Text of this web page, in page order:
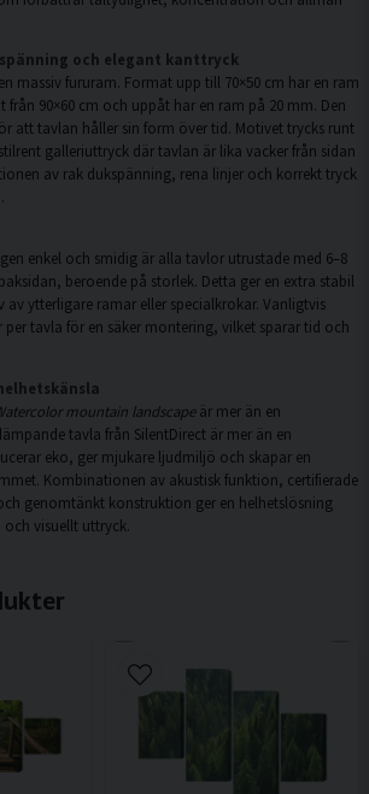
och elegant kanttryck
massiv fururam. Format upp till 70×50 cm har en ram
90×60 cm och uppåt har en ram på 20 mm. Den
att tavlan håller sin form över tid. Motivet trycks runt
galleriuttryck där tavlan är lika vacker från sidan
av rak dukspänning, rena linjer och korrekt tryck
enkel och smidig är alla tavlor utrustade med 6–8
beroende på storlek. Detta ger en extra stabil
ytterligare ramar eller specialkrokar. Vanligtvis
per tavla för en säker montering, vilket sparar tid och
mountain landscapeär mer än en
tavla från SilentDirect är mer än en
eko, ger mjukare ljudmiljö och skapar en
Kombinationen av akustisk funktion, certifierade
genomtänkt konstruktion ger en helhetslösning
visuellt uttryck.